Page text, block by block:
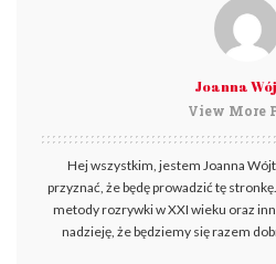
Joanna
View More
Hej wszystkim, jestem Joanna
przyznać, że będę prowadzić tę
metody rozrywki w XXI wieku oraz
nadzieję, że będziemy się razem